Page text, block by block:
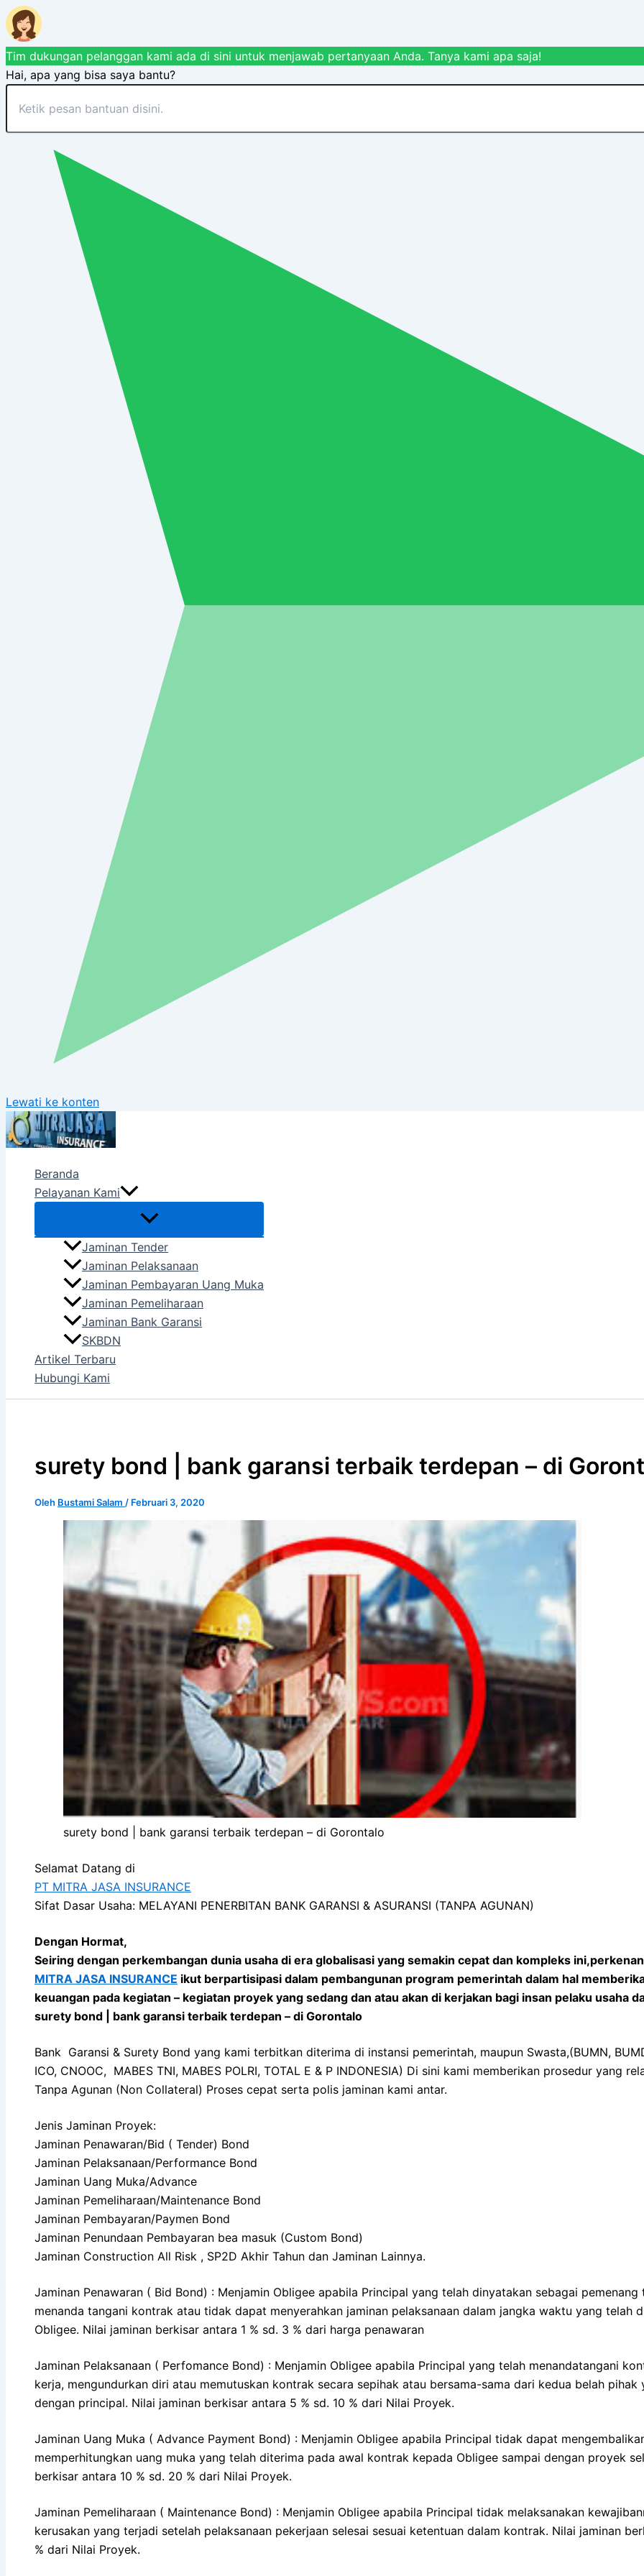
Tim dukungan pelanggan kami ada di sini untuk menjawab pertanyaan Anda. Tanya kami apa saja!
Hai, apa yang bisa saya bantu?
Lewati ke konten
Beranda
Pelayanan Kami
Jaminan Tender
Jaminan Pelaksanaan
Jaminan Pembayaran Uang Muka
Jaminan Pemeliharaan
Jaminan Bank Garansi
SKBDN
Artikel Terbaru
Hubungi Kami
surety bond | bank garansi terbaik terdepan – di
Oleh Bustami Salam / Februari 3, 2020
surety bond | bank garansi terbaik terdepan – di Gorontalo
Selamat Datang di
PT MITRA JASA INSURANCE
Sifat Dasar Usaha: MELAYANI PENERBITAN BANK GARANSI & ASURANSI (TANPA AGUNAN)
Dengan Hormat,
Seiring dengan perkembangan dunia usaha di era globalisasi yang semakin cepat dan kompleks
MITRA JASA INSURANCE ikut berpartisipasi dalam pembangunan program pemerintah dalam hal
keuangan pada kegiatan – kegiatan proyek yang sedang dan atau akan di kerjakan bagi insan pelaku usaha
surety bond | bank garansi terbaik terdepan – di Gorontalo
Bank Garansi & Surety Bond yang kami terbitkan diterima di instansi pemerintah, maupun Swasta,(BUMN,
ICO, CNOOC, MABES TNI, MABES POLRI, TOTAL E & P INDONESIA) Di sini kami memberikan prosedur yang
Tanpa Agunan (Non Collateral) Proses cepat serta polis jaminan kami antar.
Jenis Jaminan Proyek:
Jaminan Penawaran/Bid ( Tender) Bond
Jaminan Pelaksanaan/Performance Bond
Jaminan Uang Muka/Advance
Jaminan Pemeliharaan/Maintenance Bond
Jaminan Pembayaran/Paymen Bond
Jaminan Penundaan Pembayaran bea masuk (Custom Bond)
Jaminan Construction All Risk , SP2D Akhir Tahun dan Jaminan Lainnya.
Jaminan Penawaran ( Bid Bond) : Menjamin Obligee apabila Principal yang telah dinyatakan sebagai
menanda tangani kontrak atau tidak dapat menyerahkan jaminan pelaksanaan dalam jangka waktu yang telah
Obligee. Nilai jaminan berkisar antara 1 % sd. 3 % dari harga penawaran
Jaminan Pelaksanaan ( Perfomance Bond) : Menjamin Obligee apabila Principal yang telah menandatangani
kerja, mengundurkan diri atau memutuskan kontrak secara sepihak atau bersama-sama dari kedua belah pihak
dengan principal. Nilai jaminan berkisar antara 5 % sd. 10 % dari Nilai Proyek.
Jaminan Uang Muka ( Advance Payment Bond) : Menjamin Obligee apabila Principal tidak dapat
memperhitungkan uang muka yang telah diterima pada awal kontrak kepada Obligee sampai dengan proyek
berkisar antara 10 % sd. 20 % dari Nilai Proyek.
Jaminan Pemeliharaan ( Maintenance Bond) : Menjamin Obligee apabila Principal tidak melaksanakan
kerusakan yang terjadi setelah pelaksanaan pekerjaan selesai sesuai ketentuan dalam kontrak. Nilai jaminan
% dari Nilai Proyek.